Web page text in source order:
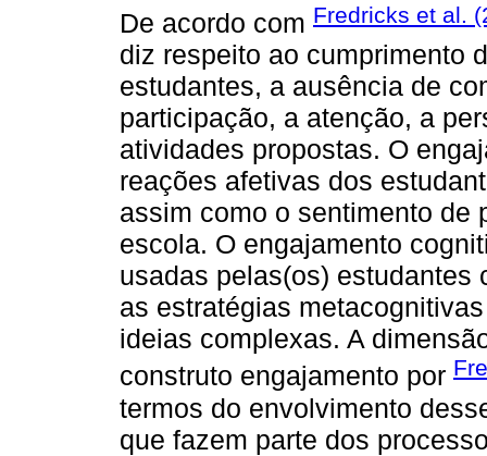
De acordo com Fredricks et al.
diz respeito ao cumprimento
estudantes, a ausência de
participação, a atenção, a
atividades propostas. O
reações afetivas dos
assim como o sentimento de
escola. O engajamento
usadas pelas(os) estudantes
as estratégias
ideias complexas. A
construto engajamento por
termos do envolvimento
que fazem parte dos